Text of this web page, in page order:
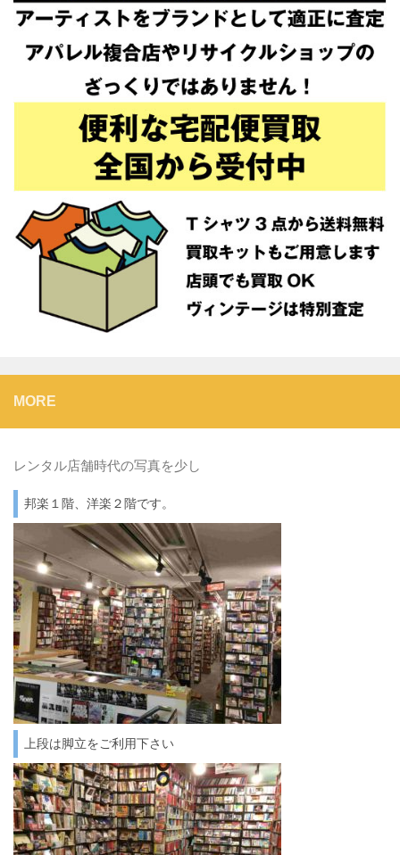
MORE
レンタル店舗時代の写真を少し
邦楽１階、洋楽２階です。
上段は脚立をご利用下さい